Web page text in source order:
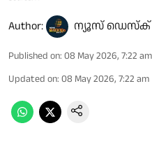
Author: ന്യൂസ് ഡെസ്ക്
Published on: 08 May 2026, 7:22 am
Updated on: 08 May 2026, 7:22 am